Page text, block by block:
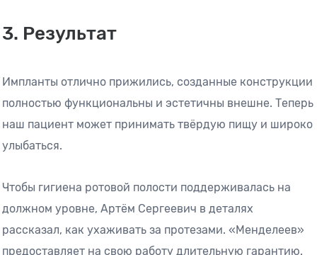
3. Результат
Импланты отлично прижились, созданные конструкции
полностью функциональны и эстетичны внешне. Теперь
наш пациент может принимать твёрдую пищу и широко
улыбаться.
Чтобы гигиена ротовой полости поддерживалась на
должном уровне, Артём Сергеевич в деталях
рассказал, как ухаживать за протезами. «Менделеев»
предоставляет на свою работу длительную гарантию.